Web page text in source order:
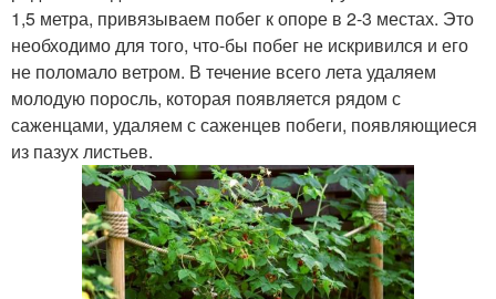
1,5 метра, привязываем побег к опоре в 2-3 местах. Это
необходимо для того, что-бы побег не искривился и его
не поломало ветром. В течение всего лета удаляем
молодую поросль, которая появляется рядом с
саженцами, удаляем с саженцев побеги, появляющиеся
из пазух листьев.